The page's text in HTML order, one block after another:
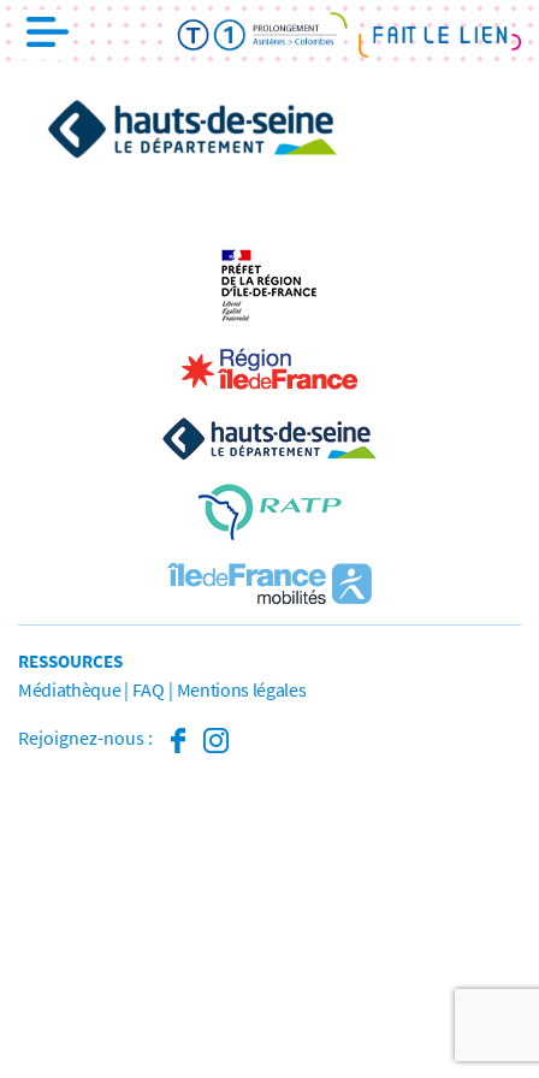
RESSOURCES
Médiathèque FAQ Mentions légales
Rejoignez-nous :